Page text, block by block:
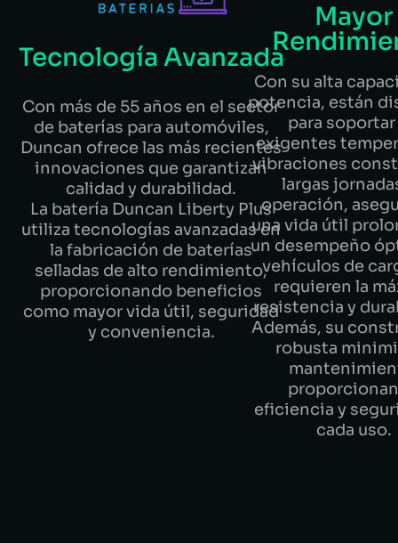
Tecnología Avanzada
Con más de 55 años en el sector
de baterías para automóviles,
Duncan ofrece las más recientes
innovaciones que garantizan
calidad y durabilidad.
La batería Duncan Liberty Plus
utiliza tecnologías avanzadas en
la fabricación de baterías
selladas de alto rendimiento,
proporcionando beneficios
como mayor vida útil, seguridad
y conveniencia.
Mayor
Con su alta
potencia, están
para soportar
exigentes
vibraciones
largas
operación,
una vida útil
un desempeño
vehículos de
requieren la
resistencia y
Además, su
robusta
eficiencia y
cada uso.